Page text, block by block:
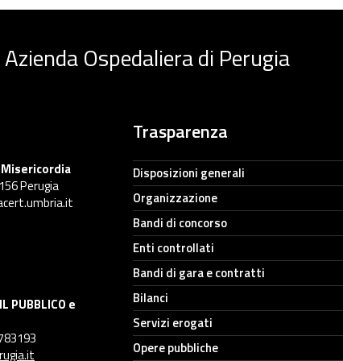
Azienda Ospedaliera di Perugia
Perugia
PUBBLICO e
Trasparenza
Disposizioni generali
Organizzazione
Bandi di concorso
Enti controllati
Bandi di gara e contratti
Bilanci
Servizi erogati
Opere pubbliche